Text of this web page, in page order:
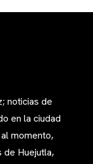
noticias de
en la ciudad
momento,
de Huejutla,